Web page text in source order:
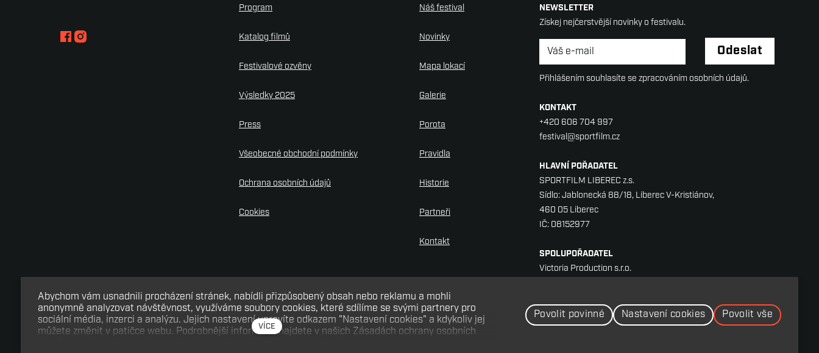
Program
Katalog filmů
Festivalové ozvěny
Výsledky 2025
Press
Všeobecné obchodní podmínky
Ochrana osobních údajů
Cookies
Náš festival
Novinky
Mapa lokací
Galerie
Porota
Pravidla
Historie
Partneři
Kontakt
NEWSLETTER
Získej nejčerstvější novinky o festivalu.
Newsletter * Odeslat
Přihlášením souhlasíte se zpracováním osobních údajů.
KONTAKT
+420 606 704 997
festival@sportfilm.cz
HLAVNÍ POŘADATEL
SPORTFILM LIBEREC z.s.
Sídlo: Jablonecká 88/18, Liberec V-Kristiánov,
460 05 Liberec
IČ: 08152977
SPOLUPOŘADATEL
Victoria Production s.r.o.
Tento web běží nasolidpixels.
Abychom vám usnadnili procházení stránek, nabídli přizpůsobený obsah nebo reklamu a mohli
anonymně analyzovat návštěvnost, využíváme soubory cookies, které sdílíme se svými partnery pro
sociální média, inzerci a analýzu. Jejich nastavení upravíte odkazem "Nastavení cookies" a kdykoliv jej
můžete změnit v patičce webu. Podrobnější informace najdete v našich Zásadách ochrany osobních
VÍCE
Povolit povinné Nastavení cookies Povolit vše